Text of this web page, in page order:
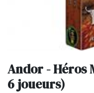
Andor - Héros
6 joueurs)